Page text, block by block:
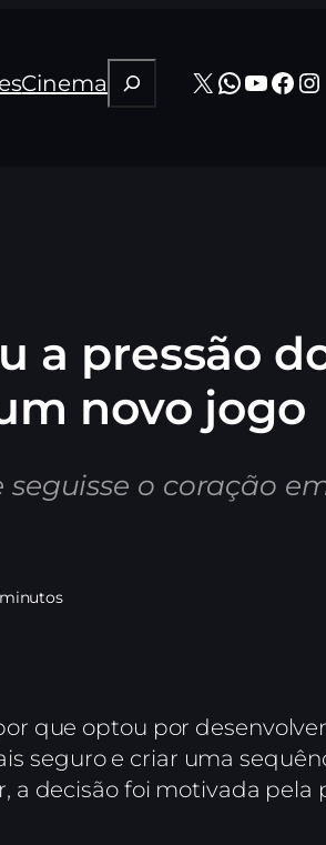
Cinema Pesquisar
X
a pressão
novo jogo
o coração
minutos
que optou por
seguro e criar uma
a decisão foi motivada pela